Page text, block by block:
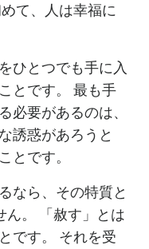
て、人は幸福に
ひとつでも手に入
とです。 最も手
必要があるのは、
誘惑があろうと
とです。
なら、その特質と
ん。 「赦す」とは
です。 それを受